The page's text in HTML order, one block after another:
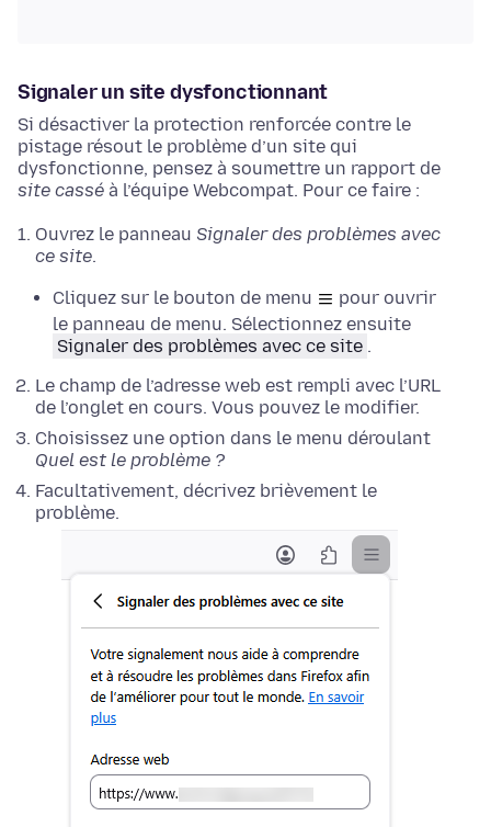
Signaler un site dysfonctionnant
Si désactiver la protection renforcée contre le
pistage résout le problème d’un site qui
dysfonctionne, pensez à soumettre un rapport de
site cassé à l’équipe Webcompat. Pour ce faire :
Ouvrez le panneau Signaler des problèmes avec
ce site.
Cliquez sur le bouton de menu
pour ouvrir
le panneau de menu. Sélectionnez ensuite
Signaler des problèmes avec ce site .
Le champ de l’adresse web est rempli avec l’URL
de l’onglet en cours. Vous pouvez le modifier.
Choisissez une option dans le menu déroulant
Quel est le problème ?
Facultativement, décrivez brièvement le
problème.